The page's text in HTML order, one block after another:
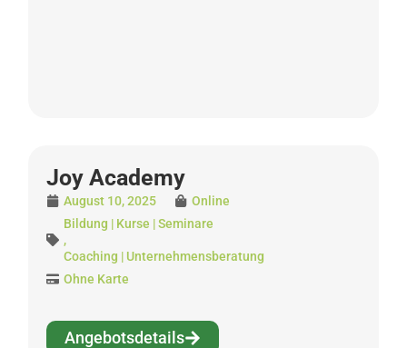
Joy Academy
August 10, 2025
Online
Bildung | Kurse | Seminare
,
Coaching | Unternehmensberatung
Ohne Karte
Angebotsdetails